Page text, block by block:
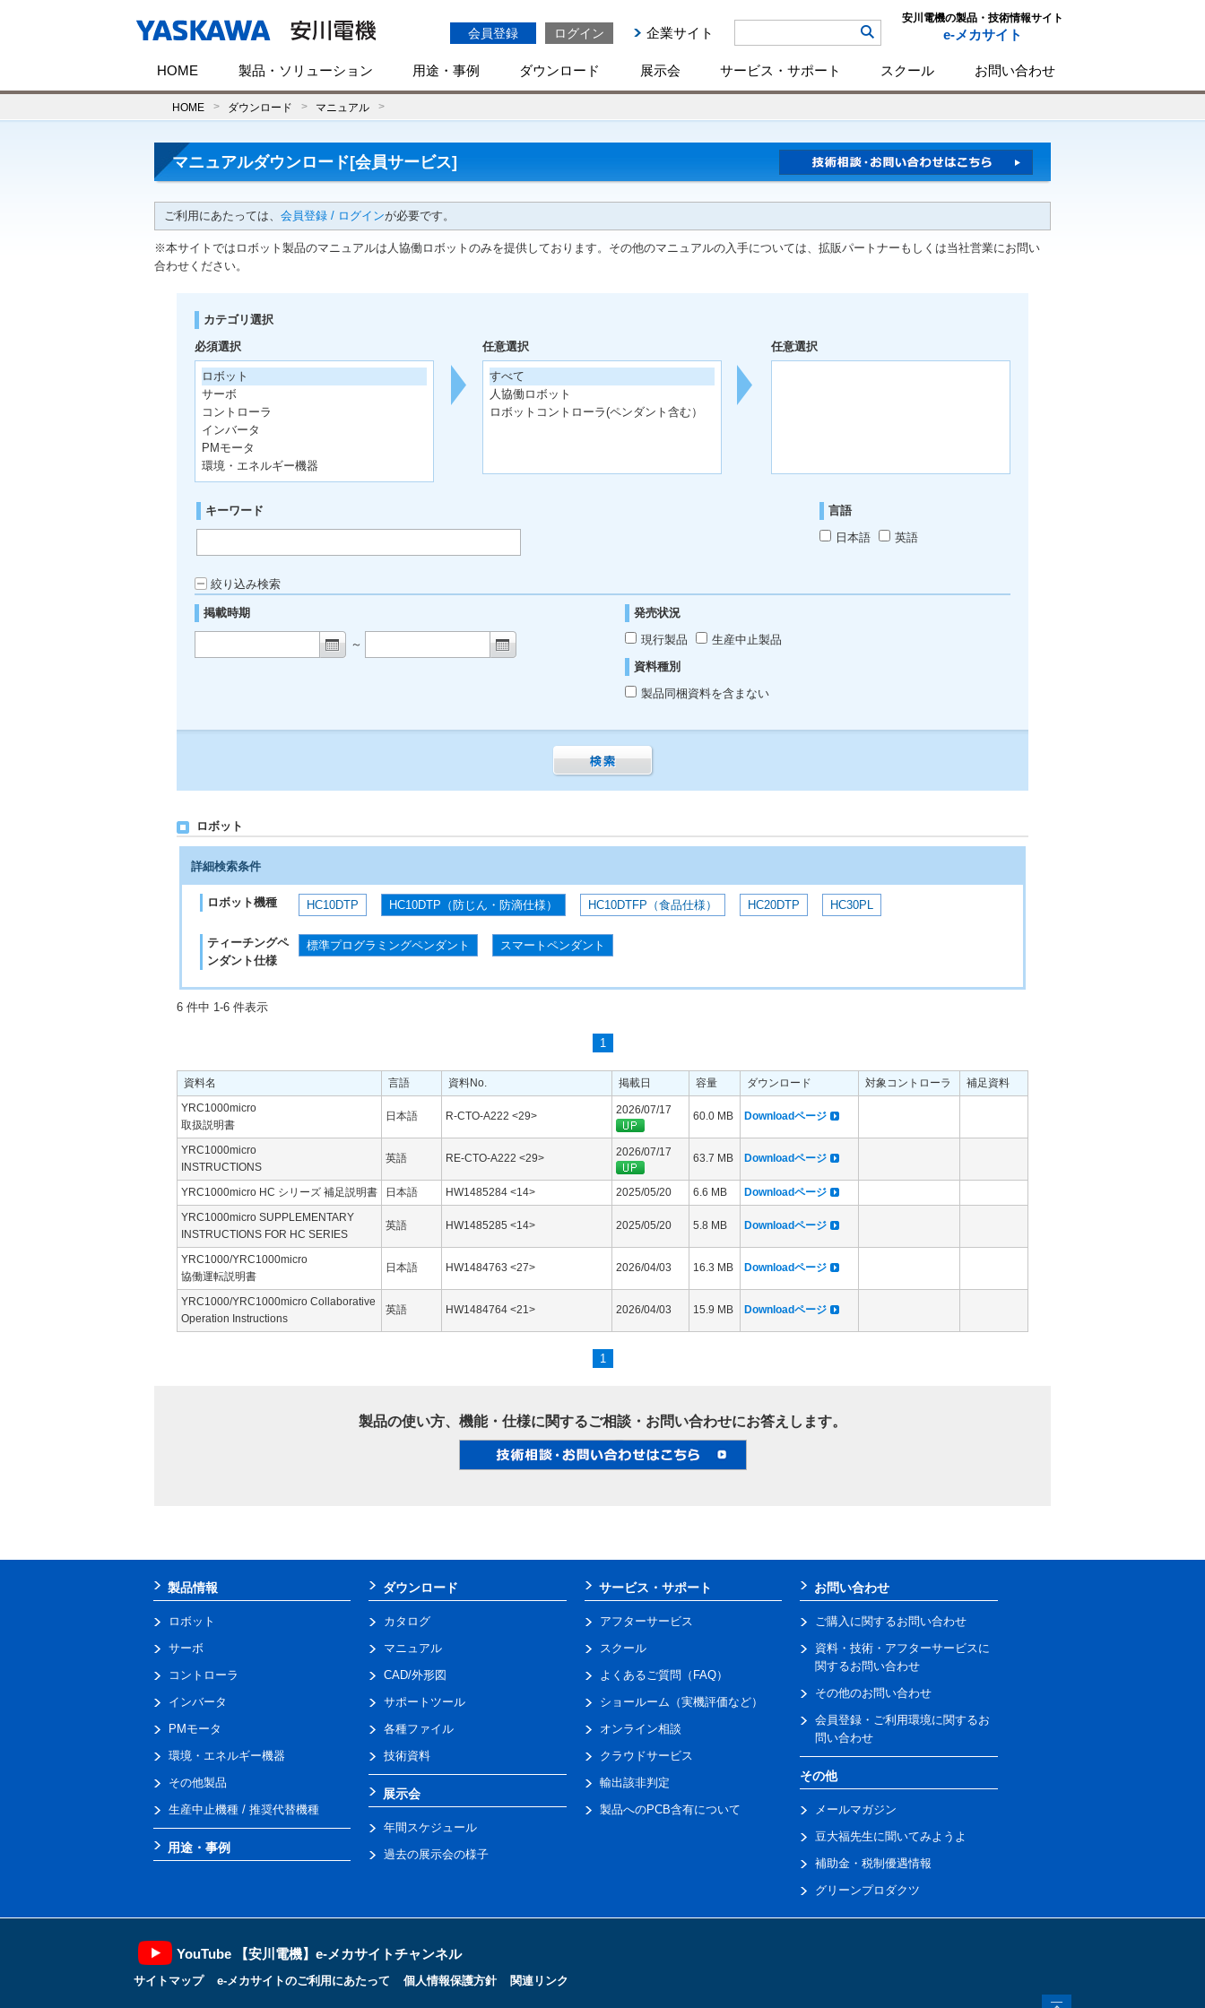
会員登録 ログイン 企業サイト
安川電機の製品・技術情報サイト
e-メカサイト
HOME 製品・ソリューション 用途・事例 ダウンロード 展示会 サービス・サポート スクール お問い合わせ
HOME ダウンロード マニュアル
マニュアルダウンロード[会員サービス]
ご利用にあたっては、 会員登録 / ログインが必要です。
※本サイトではロボット製品のマニュアルは人協働ロボットのみを提供しております。その他のマニュアルの入手については、拡販パートナーもしくは当社営業にお問い
合わせください。
カテゴリ選択
必須選択
ロボット
サーボ
コントローラ
インバータ
PMモータ
環境・エネルギー機器
任意選択
すべて
人協働ロボット
ロボットコントローラ(ペンダント含む）
任意選択
キーワード
言語
日本語
英語
絞り込み検索
掲載時期
～
発売状況
現行製品
生産中止製品
資料種別
製品同梱資料を含まない
ロボット
詳細検索条件
ロボット機種 HC10DTP HC10DTP（防じん・防滴仕様） HC10DTFP（食品仕様） HC20DTP HC30PL
ティーチングペ
ンダント仕様
標準プログラミングペンダント スマートペンダント
6 件中 1-6 件表示
1
資料名 言語 資料No. 掲載日 容量 ダウンロード 対象コントローラ
補足資料
YRC1000micro
取扱説明書
日本語 R-CTO-A222 <29> 2026/07/17 60.0 MB Downloadページ
YRC1000micro
INSTRUCTIONS
英語 RE-CTO-A222 <29> 2026/07/17 63.7 MB Downloadページ
YRC1000micro HC シリーズ 補足説明書 日本語 HW1485284 <14> 2025/05/20 6.6 MB
Downloadページ
YRC1000micro SUPPLEMENTARY
INSTRUCTIONS FOR HC SERIES
英語 HW1485285 <14> 2025/05/20 5.8 MB Downloadページ
YRC1000/YRC1000micro
協働運転説明書
日本語 HW1484763 <27> 2026/04/03 16.3 MB Downloadページ
YRC1000/YRC1000micro Collaborative
Operation Instructions
英語 HW1484764 <21> 2026/04/03 15.9 MB Downloadページ
1
製品の使い方、機能・仕様に関するご相談・お問い合わせにお答えします。
製品情報
ロボット
サーボ
コントローラ
インバータ
PMモータ
環境・エネルギー機器
その他製品
生産中止機種 / 推奨代替機種
用途・事例
ダウンロード
カタログ
マニュアル
CAD/外形図
サポートツール
各種ファイル
技術資料
展示会
年間スケジュール
過去の展示会の様子
サービス・サポート
アフターサービス
スクール
よくあるご質問（FAQ）
ショールーム（実機評価など）
オンライン相談
クラウドサービス
輸出該非判定
製品へのPCB含有について
お問い合わせ
ご購入に関するお問い合わせ
資料・技術・アフターサービスに
関するお問い合わせ
その他のお問い合わせ
会員登録・ご利用環境に関するお
問い合わせ
その他
メールマガジン
豆大福先生に聞いてみようよ
補助金・税制優遇情報
グリーンプロダクツ
YouTube 【安川電機】e-メカサイトチャンネル
サイトマップ e-メカサイトのご利用にあたって 個人情報保護方針 関連リンク